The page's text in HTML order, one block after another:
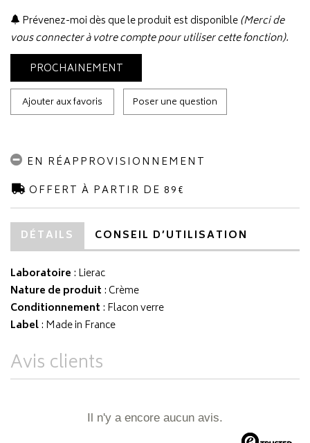
Prévenez-moi dès que le produit est disponible(Merci de
vous connecter à votre compte pour utiliser cette fonction).
PROCHAINEMENT
Ajouter aux favoris Poser une question
EN RÉAPPROVISIONNEMENT
OFFERT À PARTIR DE 89€
DÉTAILS CONSEIL D’UTILISATION
Laboratoire : Lierac
Nature de produit : Crème
Conditionnement : Flacon verre
Label: Made in France
Avis clients
Il n'y a encore aucun avis.